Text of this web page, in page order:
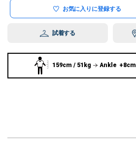
お気に入りに登録する
試着する
159cm / 51kg Ankle +8cm